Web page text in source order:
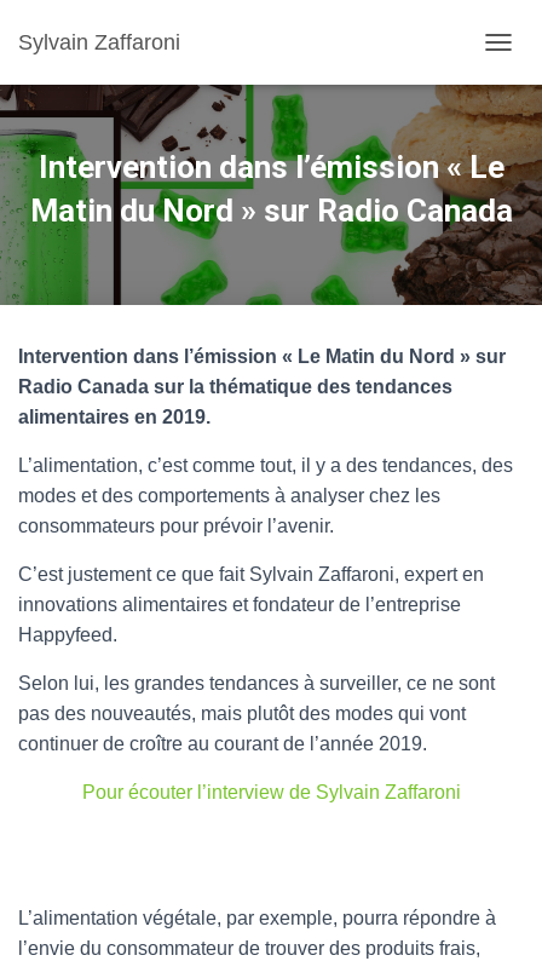
Sylvain Zaffaroni
Intervention dans l’émission « Le
Matin du Nord » sur Radio Canada
Intervention dans l’émission « Le Matin du Nord » sur
Radio Canada sur la thématique des tendances
alimentaires en 2019.
L’alimentation, c’est comme tout, il y a des tendances, des
modes et des comportements à analyser chez les
consommateurs pour prévoir l’avenir.
C’est justement ce que fait Sylvain Zaffaroni, expert en
innovations alimentaires et fondateur de l’entreprise
Happyfeed.
Selon lui, les grandes tendances à surveiller, ce ne sont
pas des nouveautés, mais plutôt des modes qui vont
continuer de croître au courant de l’année 2019.
Pour écouter l’interview de Sylvain Zaffaroni
L’alimentation végétale, par exemple, pourra répondre à
l’envie du consommateur de trouver des produits frais,